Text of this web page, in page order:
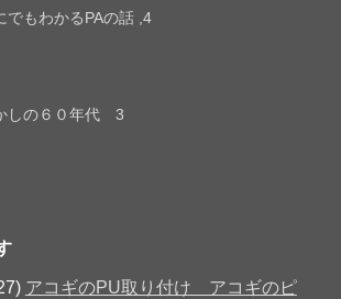
でもわかるPAの話 ,4
しの６０年代 3
アコギのPU取り付け アコギのピ